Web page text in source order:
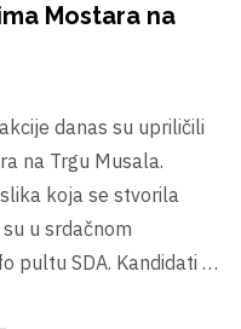
Mostara na
danas su upriličili
na Trgu Musala.
koja se stvorila
u srdačnom
pultu SDA. Kandidati …